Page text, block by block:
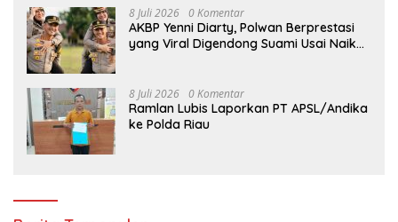
8 Juli 2026 0 Komentar
AKBP Yenni Diarty, Polwan Berprestasi
yang Viral Digendong Suami Usai Naik
8 Juli 2026 0 Komentar
Ramlan Lubis Laporkan PT APSL/Andika
ke Polda Riau